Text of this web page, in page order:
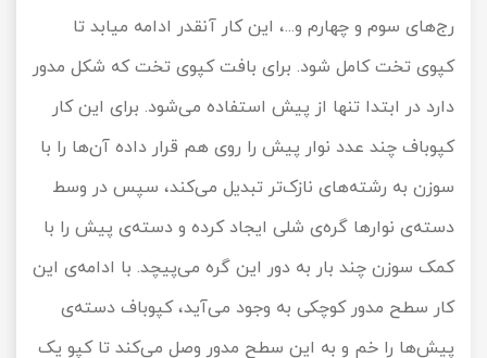
رج‌های سوم و چهارم و...، این کار آنقدر ادامه میابد تا
کپوی تخت کامل شود. برای بافت کپوی تخت که شکل مدور
دارد در ابتدا تنها از پیش استفاده می‌شود. برای این کار
کپوباف چند عدد نوار پیش را روی هم قرار داده آن‌ها را با
سوزن به رشته‌های نازک‌تر تبدیل می‌کند، سپس در وسط
دسته‌ی نوارها گره‌ی شلی ایجاد کرده و دسته‌ی پیش را با
کمک سوزن چند بار به دور این گره می‌پیچد. با ادامه‌ی این
کار سطح مدور کوچکی به وجود می‌آید، کپوباف دسته‌ی
پیش‌ها را خم و به این سطح مدور وصل می‌کند تا کپو یک